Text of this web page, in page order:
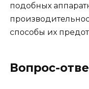
подобных
способы их
Вопрос-